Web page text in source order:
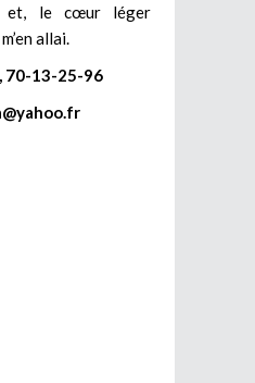
et, le cœur léger
allai.
70-13-25-96